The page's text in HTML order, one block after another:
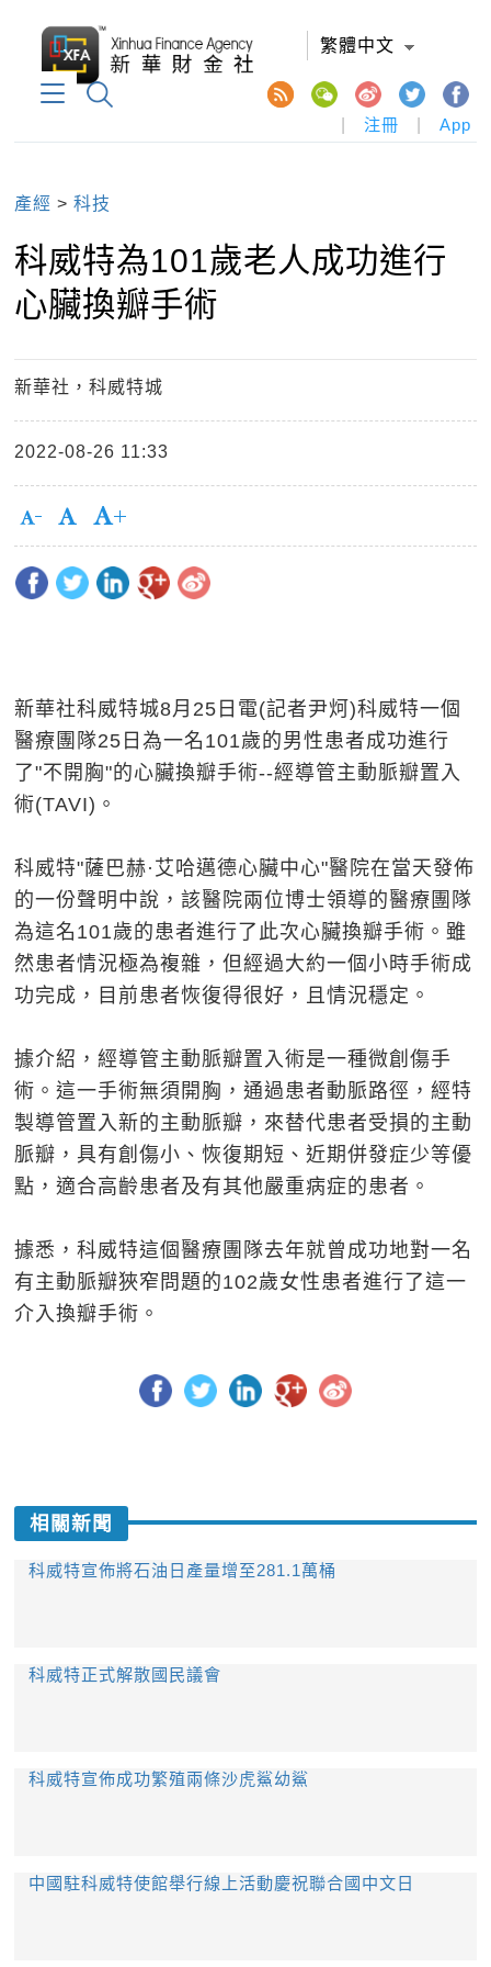
繁體中文
注冊 App
產經 >科技
科威特為101歲老人成功進行
心臟換瓣手術
新華社，科威特城
2022-08-26 11:33
新華社科威特城8月25日電(記者尹炣)科威特一個
醫療團隊25日為一名101歲的男性患者成功進行
了"不開胸"的心臟換瓣手術--經導管主動脈瓣置入
術(TAVI)。
科威特"薩巴赫·艾哈邁德心臟中心"醫院在當天發佈
的一份聲明中說，該醫院兩位博士領導的醫療團隊
為這名101歲的患者進行了此次心臟換瓣手術。雖
然患者情況極為複雜，但經過大約一個小時手術成
功完成，目前患者恢復得很好，且情況穩定。
據介紹，經導管主動脈瓣置入術是一種微創傷手
術。這一手術無須開胸，通過患者動脈路徑，經特
製導管置入新的主動脈瓣，來替代患者受損的主動
脈瓣，具有創傷小、恢復期短、近期併發症少等優
點，適合高齡患者及有其他嚴重病症的患者。
據悉，科威特這個醫療團隊去年就曾成功地對一名
有主動脈瓣狹窄問題的102歲女性患者進行了這一
介入換瓣手術。
相關新聞
科威特宣佈將石油日產量增至281.1萬桶
科威特正式解散國民議會
科威特宣佈成功繁殖兩條沙虎鯊幼鯊
中國駐科威特使館舉行線上活動慶祝聯合國中文日